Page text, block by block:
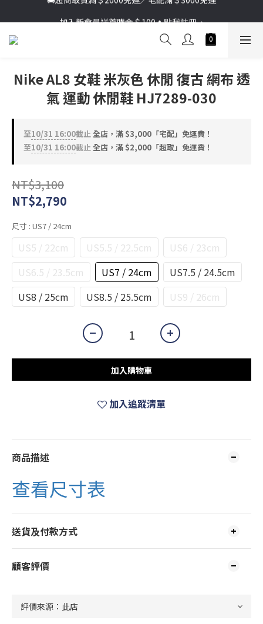
加入新會員送首購金＄100🔥點我註冊➞
Nike AL8 女鞋 米灰色 休閒 復古 網布 透
氣 運動 休閒鞋 HJ7289-030
至10/31 16:00截止全店，滿 $3,000「宅配」免運費！
至10/31 16:00截止全店，滿 $2,000「超取」免運費！
NT$3,100
NT$2,790
尺寸 : US7 / 24cm
US5 / 22cm US5.5 / 22.5cm
US6 / 23cm
US6.5 / 23.5cm
US7 / 24cm
US7.5 / 24.5cm
US8 / 25cm
US8.5 / 25.5cm US9 / 26cm
加入購物車
加入追蹤清單
商品描述
查看尺寸表
送貨及付款方式
顧客評價